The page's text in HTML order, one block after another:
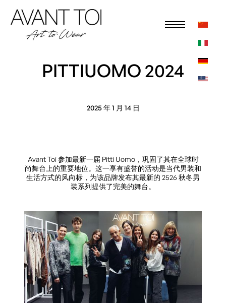
PITTIUOMO 2024
2025 年 1 月 14 日
Avant Toi 参加最新一届 Pitti Uomo，巩固了其在全球时
尚舞台上的重要地位。这一享有盛誉的活动是当代男装和
生活方式的风向标，为该品牌发布其最新的 2526 秋冬男
装系列提供了完美的舞台。